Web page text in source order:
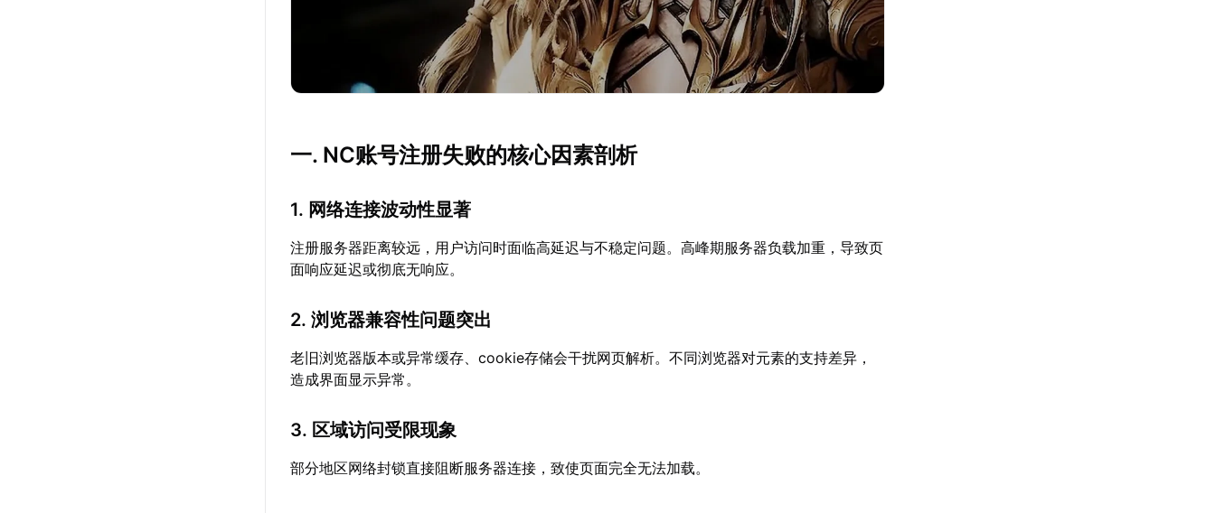
一. NC账号注册失败的核心因素剖析
1. 网络连接波动性显著
注册服务器距离较远，用户访问时面临高延迟与不稳定问题。高峰期服务器负载加重，导致页
面响应延迟或彻底无响应。
2. 浏览器兼容性问题突出
老旧浏览器版本或异常缓存、cookie存储会干扰网页解析。不同浏览器对元素的支持差异，
造成界面显示异常。
3. 区域访问受限现象
部分地区网络封锁直接阻断服务器连接，致使页面完全无法加载。